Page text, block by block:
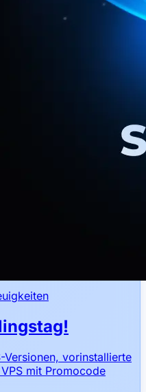
vorinstallierte
mit Promocode